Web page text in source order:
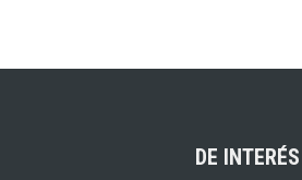
DE INTERÉS